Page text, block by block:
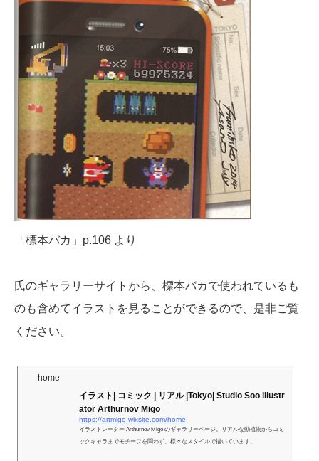
「標本バカ」p.106 より
氏のギャラリーサイトから、標本バカで使われているも
のも含めてイラストを見ることができるので、是非ご覧
ください。
home
イラスト| コミック | リアル |Tokyo| Studio Soo illustr
ator Arthurnov Migo
https://artmigo.wixsite.com/home
イラストレーター Arthurnov Migo のギャラリーページ。リアルな動植物からコミ
ックキャラまでモチーフを問わず、様々なスタイルで描いています。